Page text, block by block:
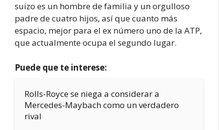
suizo es un hombre de familia y un orgulloso
padre de cuatro hijos, así que cuanto más
espacio, mejor para el ex número uno de la ATP,
que actualmente ocupa el segundo lugar.
Puede que te interese:
Rolls-Royce se niega a considerar a
Mercedes-Maybach como un verdadero
rival